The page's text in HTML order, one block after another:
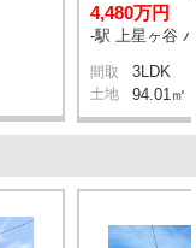
4,480万円
-駅 上星ヶ谷
間取 3LDK
土地 94.01㎡